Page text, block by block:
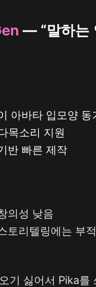
— “말하는
아바타 입모양 동
목소리 지원
반 빠른 제작
의성 낮음
토리텔링에는 부
기 싫어서 Pika를